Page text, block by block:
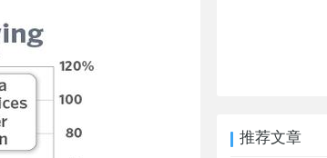
推荐文章